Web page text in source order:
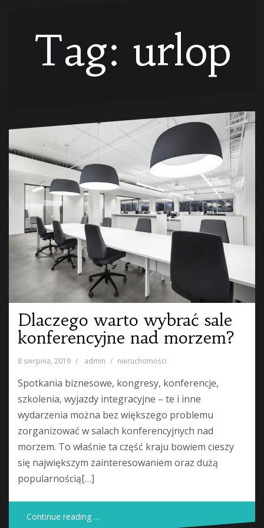
Tag: urlop
Dlaczego warto wybrać sale
konferencyjne nad morzem?
8 sierpnia, 2019 admin nieruchomości
Spotkania biznesowe, kongresy, konferencje,
szkolenia, wyjazdy integracyjne – te i inne
wydarzenia można bez większego problemu
zorganizować w salach konferencyjnych nad
morzem. To właśnie ta część kraju bowiem cieszy
się największym zainteresowaniem oraz dużą
popularnością[…]
Continue reading …